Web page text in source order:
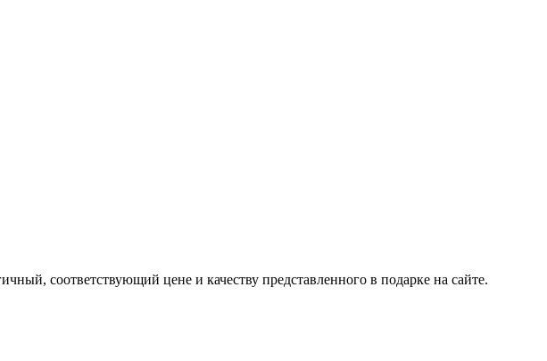
соответствующий цене и качеству представленного в подарке на сайте.